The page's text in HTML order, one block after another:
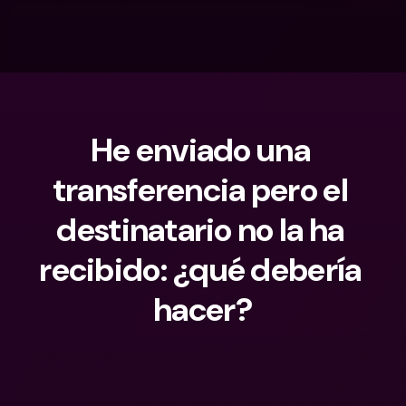
He enviado una
transferencia pero el
destinatario no la ha
recibido: ¿qué debería
hacer?